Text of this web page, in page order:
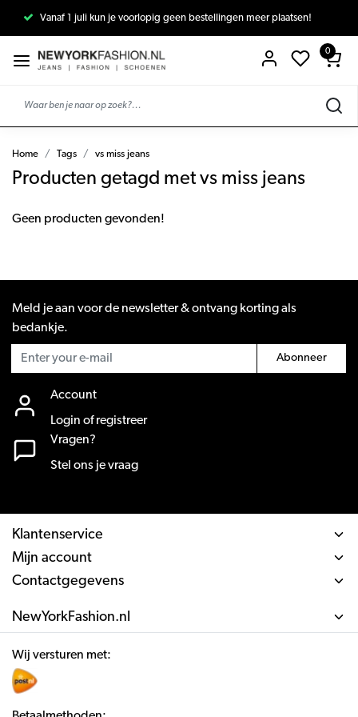
Vanaf 1 juli kun je voorlopig geen bestellingen meer plaatsen!
0
Home Tags vs miss jeans
Producten getagd met vs miss jeans
Geen producten gevonden!
Meld je aan voor de newsletter & ontvang korting als
bedankje.
Abonneer
Account
Login of registreer
Vragen?
Stel ons je vraag
Klantenservice
Mijn account
Contactgegevens
NewYorkFashion.nl
Wij versturen met: